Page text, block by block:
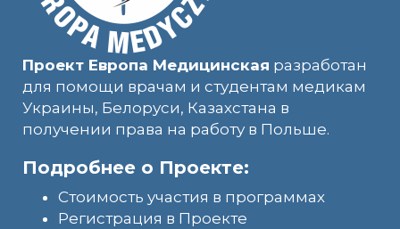
Проект Европа Медицинская разработан
для помощи врачам и студентам медикам
Украины, Белоруси, Казахстана в
получении права на работу в Польше.
Подробнее о Проекте:
Стоимость участия в программах
Регистрация в Проекте